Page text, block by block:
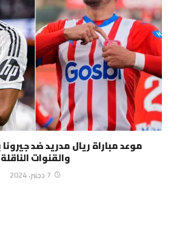
موعد مباراة ريال مدريد ضد
والقنوات الناقلة
7 دجنبر، 2024